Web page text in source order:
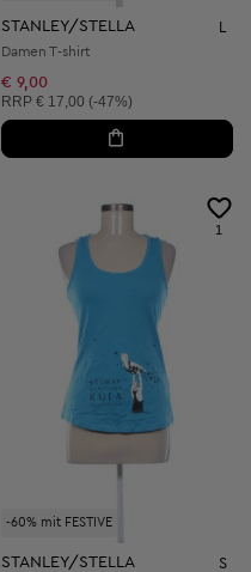
STANLEY/STELLA L
Damen T-shirt
€ 9,00
Unverbindliche Preisempfehlung:
RRP € 17,00 (-47%)
-60% mit FESTIVE
1
STANLEY/STELLA S